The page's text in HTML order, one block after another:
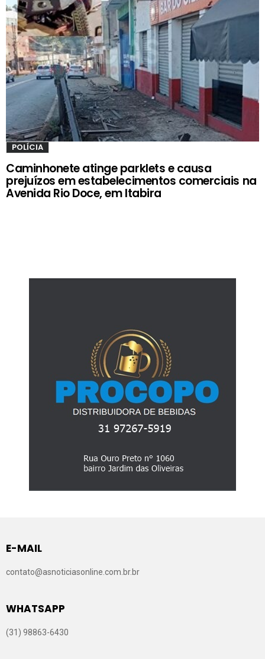
POLÍCIA
Caminhonete atinge parklets e causa
prejuízos em estabelecimentos comerciais na
Avenida Rio Doce, em Itabira
E-MAIL
contato@asnoticiasonline.com.br.br
WHATSAPP
(31) 98863-6430